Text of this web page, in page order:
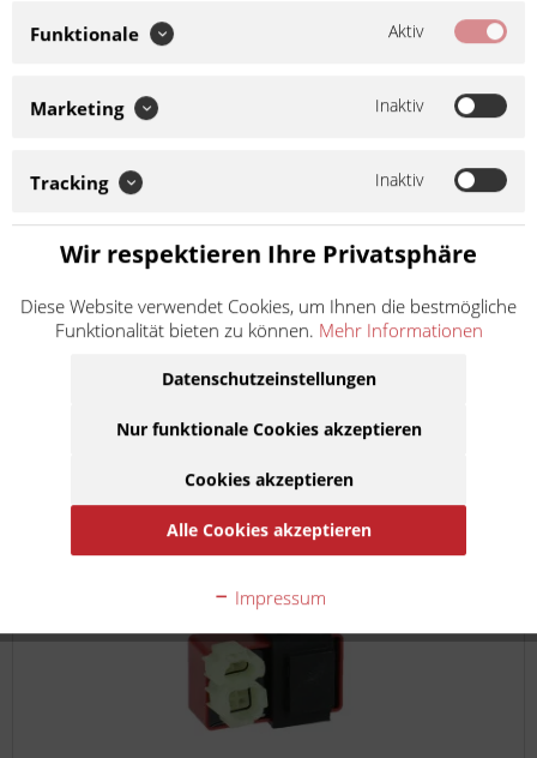
Naraku CDI Zündeinheit Tuning nur f. Fz mit
Artikel-Nr.:
240441
Hersteller:Naraku
Tuning CDI ohne Drehzahlbegrenzung - für maximale
Drehzahl und Performance. Mit digitaler
Zündzeitpunktberechnung und dynamischer Zündkurve.
auf Peugeot...
inkl. MwSt.zzgl. Versandkosten
Auf die Merkliste
Funktionale Aktiv
Marketing Inaktiv
Tracking Inaktiv
Wir respektieren Ihre Privatsphäre
Diese Website verwendet Cookies, um Ihnen die bestmögliche
Funktionalität bieten zu können. Mehr Informationen
Datenschutzeinstellungen
Nur funktionale Cookies akzeptieren
Cookies akzeptieren
Alle Cookies akzeptieren
Impressum